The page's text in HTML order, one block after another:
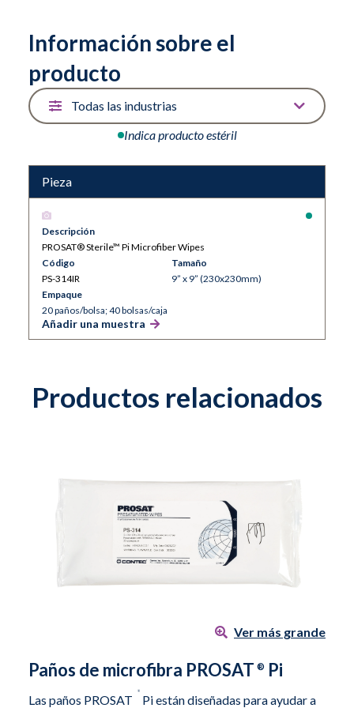
Información sobre el
producto
Indica producto estéril
Pieza
Descripción
PROSAT® Sterile™ Pi Microfiber Wipes
Código
PS-314IR
Tamaño
9” x 9” (230x230mm)
Empaque
20 paños/bolsa; 40 bolsas/caja
Añadir una muestra
Productos relacionados
Ver más grande
Paños de microfibra PROSAT ® Pi
Las paños PROSAT
®
Pi están diseñadas para ayudar a